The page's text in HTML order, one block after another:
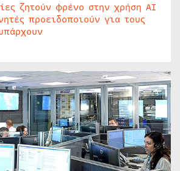
ζητούν φρένο στην χρήση AI
προειδοποιούν για τους